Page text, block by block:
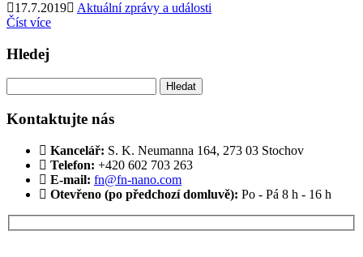
17.7.2019
Aktuální zprávy a události
Číst více
Hledej
Kontaktujte nás
Kancelář: S. K. Neumanna 164, 273 03 Stochov
Telefon: +420 ‭602 703 263‬
E-mail: fn@fn-nano.com
Otevřeno (po předchozí domluvě): Po - Pá 8 h - 16 h